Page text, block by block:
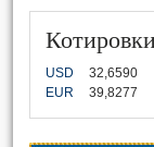
USD 32,6590
EUR
39,8277